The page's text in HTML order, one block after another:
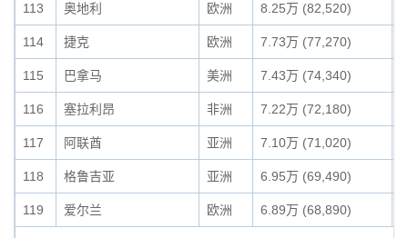
113 奥地利 欧洲 8.25万 (82,520)
114 捷克 欧洲 7.73万 (77,270)
115 巴拿马 美洲 7.43万 (74,340)
116 塞拉利昂 非洲 7.22万 (72,180)
117 阿联酋 亚洲 7.10万 (71,020)
118 格鲁吉亚 亚洲 6.95万 (69,490)
119 爱尔兰 欧洲 6.89万 (68,890)